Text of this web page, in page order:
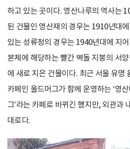
하고 있는 곳이다. 영산나루의 역사는
된 건물인 영산재의 경우는 1910년대
있는 성류정의 경우는 1940년대에 지
본체에 해당하는 빨간 벽돌 지붕의 서
에 새로 지은 건물이다. 최근 서울 유명
카페인 올드머그가 함께 운영하는 ‘영
그’라는 카페로 바뀌긴 했지만, 외관과
대로다.